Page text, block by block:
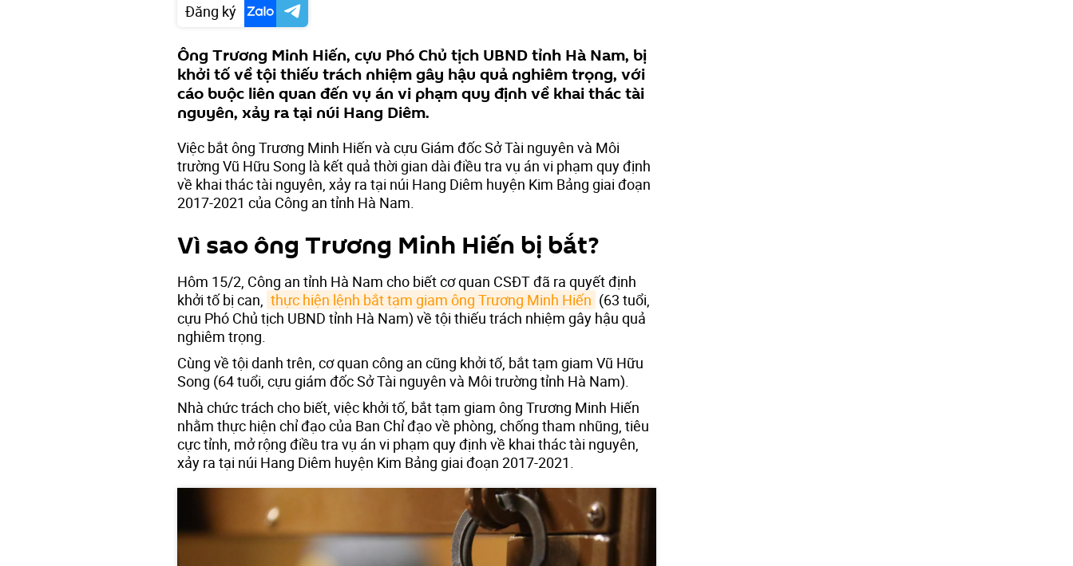
Đăng ký
Ông Trương Minh Hiến, cựu Phó Chủ tịch UBND tỉnh Hà Nam, bị
khởi tố về tội thiếu trách nhiệm gây hậu quả nghiêm trọng, với
cáo buộc liên quan đến vụ án vi phạm quy định về khai thác tài
nguyên, xảy ra tại núi Hang Diêm.
Việc bắt ông Trương Minh Hiến và cựu Giám đốc Sở Tài nguyên và Môi
trường Vũ Hữu Song là kết quả thời gian dài điều tra vụ án vi phạm quy định
về khai thác tài nguyên, xảy ra tại núi Hang Diêm huyện Kim Bảng giai đoạn
2017-2021 của Công an tỉnh Hà Nam.
Vì sao ông Trương Minh Hiến bị bắt?
Hôm 15/2, Công an tỉnh Hà Nam cho biết cơ quan CSĐT đã ra quyết định
khởi tố bị can, thực hiện lệnh bắt tạm giam ông Trương Minh Hiến (63 tuổi,
cựu Phó Chủ tịch UBND tỉnh Hà Nam) về tội thiếu trách nhiệm gây hậu quả
nghiêm trọng.
Cùng về tội danh trên, cơ quan công an cũng khởi tố, bắt tạm giam Vũ Hữu
Song (64 tuổi, cựu giám đốc Sở Tài nguyên và Môi trường tỉnh Hà Nam).
Nhà chức trách cho biết, việc khởi tố, bắt tạm giam ông Trương Minh Hiến
nhằm thực hiện chỉ đạo của Ban Chỉ đạo về phòng, chống tham nhũng, tiêu
cực tỉnh, mở rộng điều tra vụ án vi phạm quy định về khai thác tài nguyên,
xảy ra tại núi Hang Diêm huyện Kim Bảng giai đoạn 2017-2021.